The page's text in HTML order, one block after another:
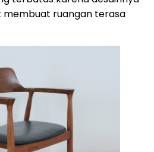
membuat ruangan terasa